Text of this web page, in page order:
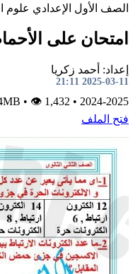
الأول الإعدادي علوم
على
أحمد زكريا
2025-03-11
2024-
•
1.4MB
• 👁 1,432
الملف